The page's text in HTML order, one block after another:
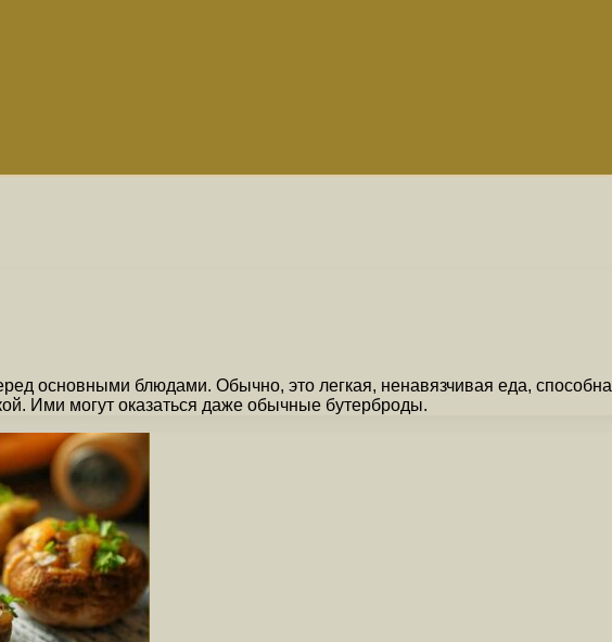
основными блюдами. Обычно, это легкая, ненавязчивая еда,
Ими могут оказаться даже обычные бутерброды.